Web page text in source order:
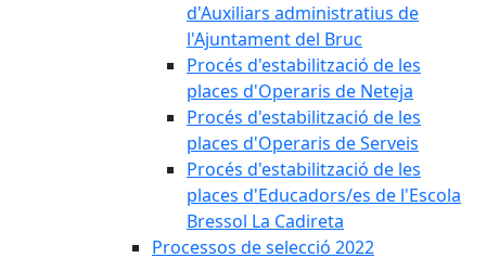
d'Auxiliars administratius de
l'Ajuntament del Bruc
Procés d'estabilització de les
places d'Operaris de Neteja
Procés d'estabilització de les
places d'Operaris de Serveis
Procés d'estabilització de les
places d'Educadors/es de l'Escola
Bressol La Cadireta
Processos de selecció 2022